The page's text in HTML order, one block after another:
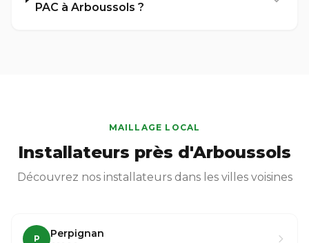
PAC à Arboussols ?
MAILLAGE LOCAL
Installateurs près d'Arboussols
Découvrez nos installateurs dans les villes voisines
P Perpignan